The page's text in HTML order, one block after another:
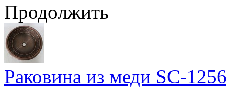
Продолжить
Раковина из меди SC-